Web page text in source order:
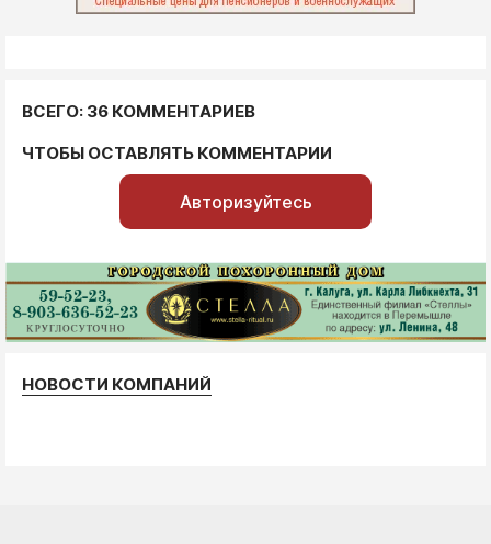
ВСЕГО: 36 КОММЕНТАРИЕВ
ЧТОБЫ ОСТАВЛЯТЬ КОММЕНТАРИИ
Авторизуйтесь
НОВОСТИ КОМПАНИЙ